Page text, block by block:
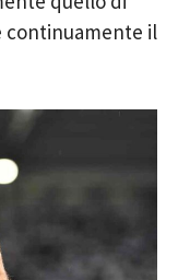
continuamente il